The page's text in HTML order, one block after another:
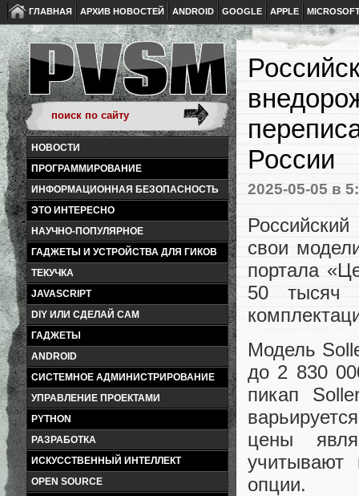
ГЛАВНАЯ АРХИВ НОВОСТЕЙ ANDROID GOOGLE APPLE
НОВОСТИ
ПРОГРАММИРОВАНИЕ
ИНФОРМАЦИОННАЯ БЕЗОПАСНОСТЬ
ЭТО ИНТЕРЕСНО
НАУЧНО-ПОПУЛЯРНОЕ
ГАДЖЕТЫ И УСТРОЙСТВА ДЛЯ ГИКОВ
ТЕКУЧКА
JAVASCRIPT
DIY ИЛИ СДЕЛАЙ САМ
ГАДЖЕТЫ
ANDROID
СИСТЕМНОЕ АДМИНИСТРИРОВАНИЕ
УПРАВЛЕНИЕ ПРОЕКТАМИ
PYTHON
РАЗРАБОТКА
ИСКУССТВЕННЫЙ ИНТЕЛЛЕКТ
OPEN SOURCE
России
2025-05-05 в
свои
портала
50 тысяч
Модель
до 2 830
пикап
цены
учитывают
опции.